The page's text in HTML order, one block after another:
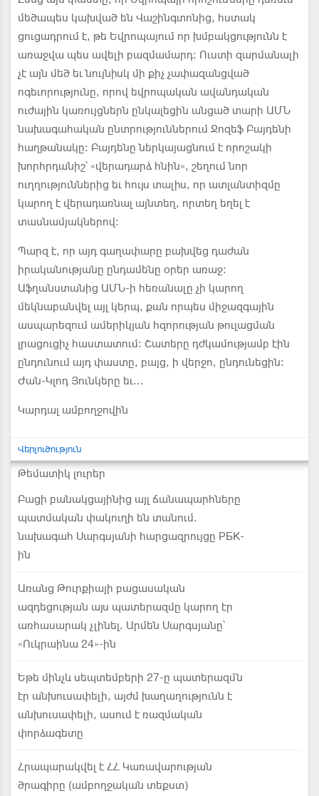
մեծապես կախված են Վաշինգտոնից, հստակ
ցուցադրում է, թե Եվրոպայում որ խմբակցությունն է
առաջվա պես ավելի բազմամարդ: Ուստի զարմանալի
չէ այն մեծ եւ նույնիսկ մի քիչ չափազանցված
ոգեւորությունը, որով եվրոպական ավանդական
ուժային կառույցներն ընկալեցին անցած տարի ԱՄՆ
նախագահական ընտրություններում Ջոզեֆ Բայդենի
հաղթանակը: Բայդենը ներկայացնում է որոշակի
խորհրդանիշ՝ «վերադարձ հնին», շեղում նոր
ուղղություններից եւ հույս տալիս, որ ատլանտիզմը
կարող է վերադառնալ այնտեղ, որտեղ եղել է
տասնամյակներով:
Պարզ է, որ այդ գաղափարը բախվեց դաժան
իրականությանը ընդամենը օրեր առաջ:
Աֆղանստանից ԱՄՆ-ի հեռանալը չի կարող
մեկնաբանվել այլ կերպ, քան որպես միջազգային
ասպարեզում ամերիկյան հզորության թուլացման
լրացուցիչ հաստատում: Շատերը դժկամությամբ էին
ընդունում այդ փաստը, բայց, ի վերջո, ընդունեցին:
Ժան-Կլոդ Յունկերը եւ...
Կարդալ ամբողջովին
Վերլուծություն
Թեմատիկ լուրեր
Բացի բանակցայինից այլ ճանապարհները
պատմական փակուղի են տանում.
նախագահ Սարգսյանի հարցազրույցը PБK-
ին
Առանց Թուրքիայի բացասական
ազդեցության այս պատերազմը կարող էր
առհասարակ չլինել. Արմեն Սարգսյանը՝
«Ուկրաինա 24»-ին
Եթե մինչև սեպտեմբերի 27-ը պատերազմն
էր անխուսափելի, այժմ խաղաղությունն է
անխուսափելի, ասում է ռազմական
փորձագետը
Հրապարակվել է ՀՀ Կառավարության
ծրագիրը (ամբողջական տեքստ)